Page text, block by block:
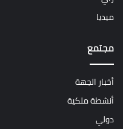
ميديا
مجتمع
أخبار الجهة
أنشطة ملكية
دولي